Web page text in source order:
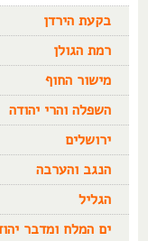
בקעת הירדן
רמת הגולן
מישור החוף
השפלה והרי יהודה
ירושלים
הנגב והערבה
הגליל
ים המלח ומדבר